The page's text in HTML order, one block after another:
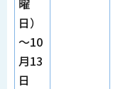
日）
～10
月13
日